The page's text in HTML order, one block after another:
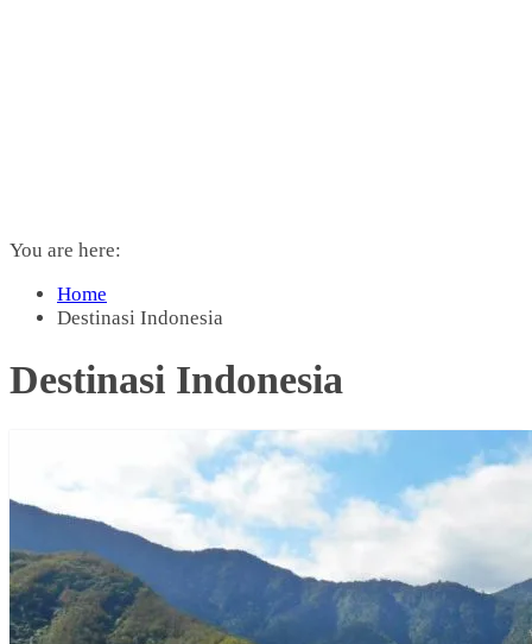
You are here:
Home
Destinasi Indonesia
Destinasi Indonesia